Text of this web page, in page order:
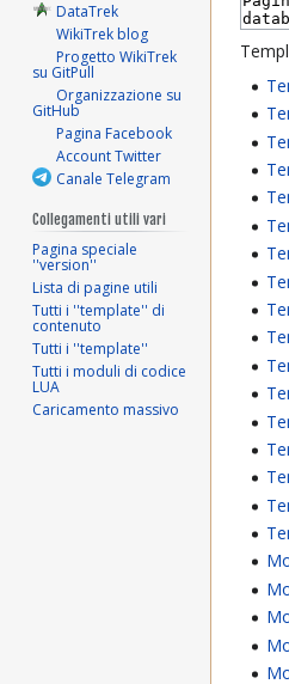
DataTrek
WikiTrek blog
Progetto WikiTrek
su GitPull
Organizzazione su
GitHub
Pagina Facebook
Account Twitter
Canale Telegram
Collegamenti utili vari
Pagina speciale
''version''
Lista di pagine utili
Tutti i ''template'' di
contenuto
Tutti i ''template''
Tutti i moduli di codice
LUA
Caricamento massivo